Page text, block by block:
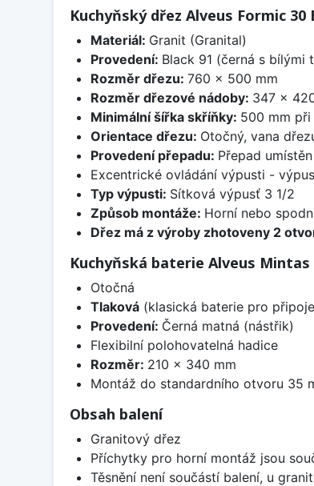
Kuchyňský dřez Alveus Formic 30
Materiál: Granit (Granital)
Provedení: Black 91 (černá s bílými
Rozměr dřezu: 760 x 500 mm
Rozměr dřezové nádoby: 347 x
Minimální šířka skříňky: 500 mm
Orientace dřezu: Otočný, vana
Provedení přepadu: Přepad
Excentrické ovládání výpusti -
Typ výpusti: Sítková výpusť 3 1/2
Způsob montáže: Horní nebo
Dřez má z výroby zhotoveny 2
Kuchyňská baterie Alveus
Otočná
Tlaková(klasická baterie pro
Provedení: Černá matná (nástřik)
Flexibilní polohovatelná hadice
Rozměr: 210 x 340 mm
Montáž do standardního otvoru 35
Obsah balení
Granitový dřez
Příchytky pro horní montáž jsou
Těsnění není součástí balení, u